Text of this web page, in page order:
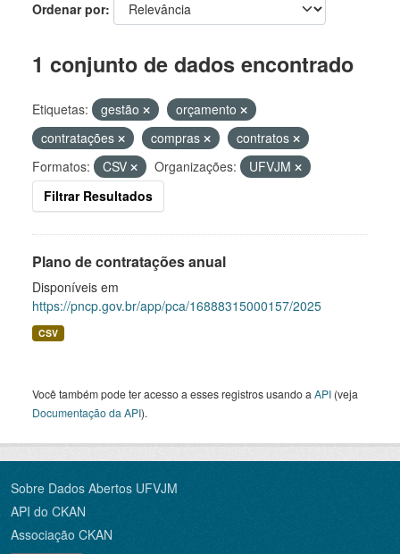
Ordenar por
1 conjunto de dados encontrado
Etiquetas: gestão
orçamento
contratações
compras
contratos
Formatos:
CSV Organizações:
UFVJM
Filtrar Resultados
Plano de contratações anual
Disponíveis em
https://pncp.gov.br/app/pca/16888315000157/2025
CSV
Você também pode ter acesso a esses registros usando a API (veja
Documentação da API).
Sobre Dados Abertos UFVJM
API do CKAN
Associação CKAN